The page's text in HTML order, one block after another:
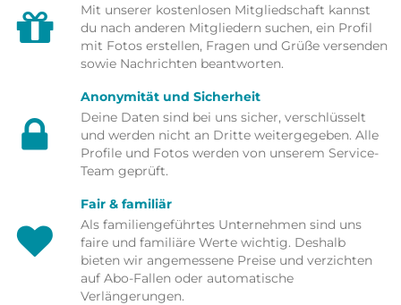
Mit unserer kostenlosen Mitgliedschaft kannst
du nach anderen Mitgliedern suchen, ein Profil
mit Fotos erstellen, Fragen und Grüße versenden
sowie Nachrichten beantworten.
Anonymität und Sicherheit
Deine Daten sind bei uns sicher, verschlüsselt
und werden nicht an Dritte weitergegeben. Alle
Profile und Fotos werden von unserem Service-
Team geprüft.
Fair & familiär
Als familiengeführtes Unternehmen sind uns
faire und familiäre Werte wichtig. Deshalb
bieten wir angemessene Preise und verzichten
auf Abo-Fallen oder automatische
Verlängerungen.